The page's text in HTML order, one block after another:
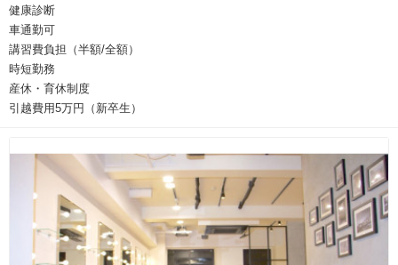
健康診断
車通勤可
講習費負担（半額/全額）
時短勤務
産休・育休制度
引越費用5万円（新卒生）